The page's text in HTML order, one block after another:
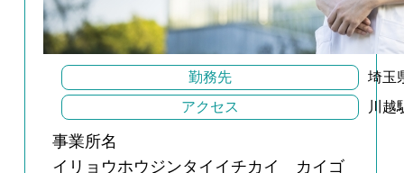
勤務先
埼玉
アクセス
川越
事業所名
イリョウホウジンタイイチカイ カイゴ